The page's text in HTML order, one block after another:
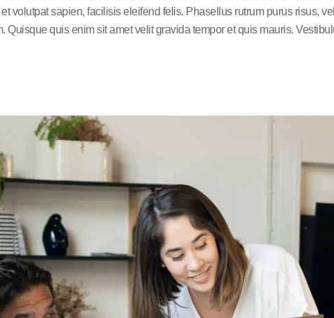
volutpat sapien, facilisis eleifend felis. Phasellus rutrum purus risus,
quis enim sit amet velit gravida tempor et quis mauris.